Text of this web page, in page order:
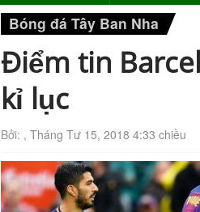
Bóng đá Tây Ban Nha
Điểm tin
kỉ lục
Bởi: , Tháng Tư 15, 2018 4:33 chiều